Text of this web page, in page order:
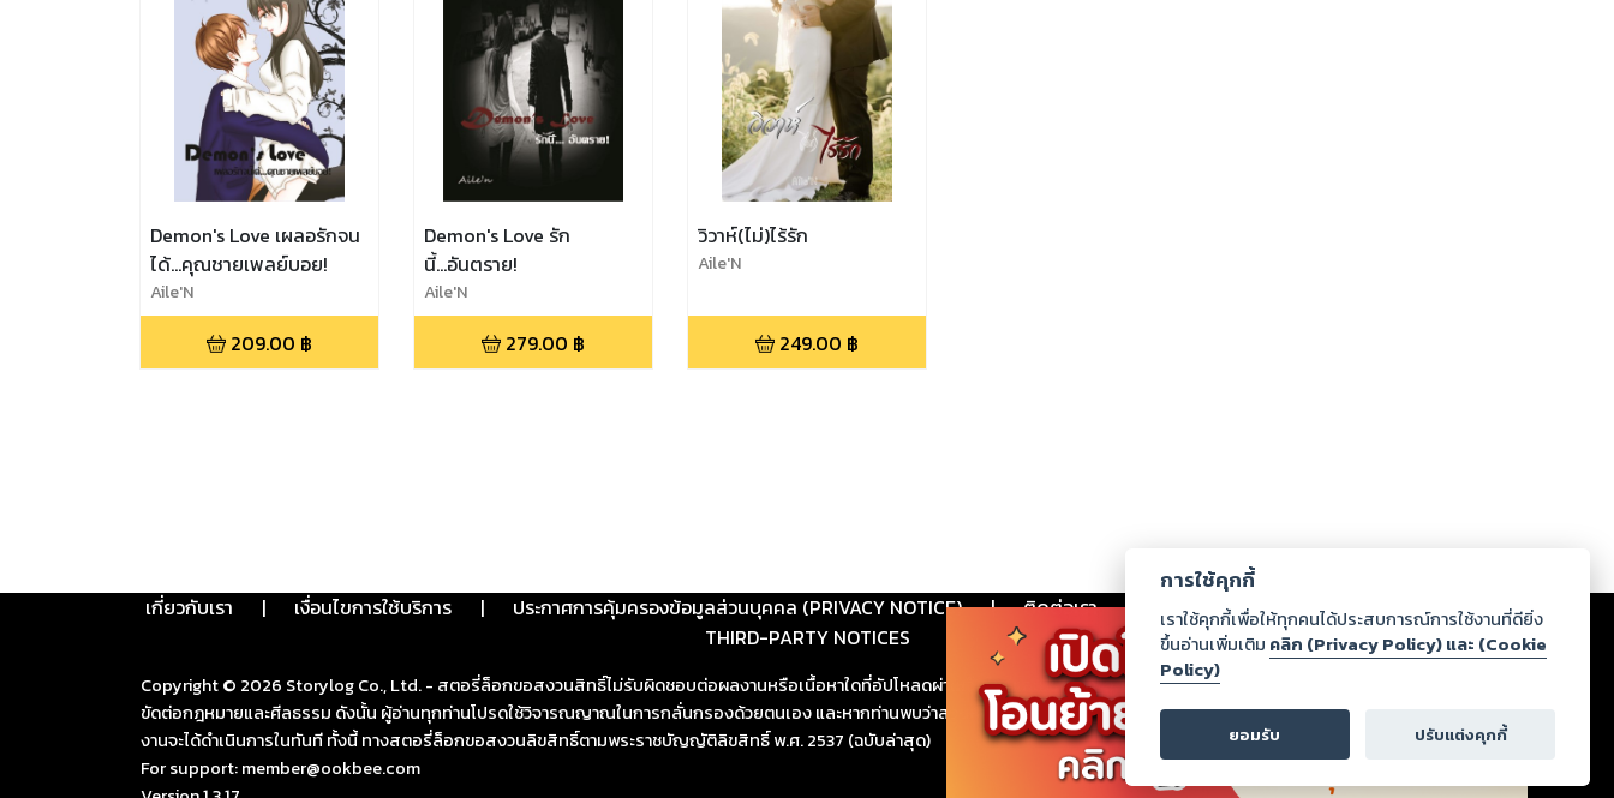
Demon's Love เผลอรักจน
ได้...คุณชายเพลย์บอย!
Aile'N
209.00 ฿
Demon's Love รัก
นี้...อันตราย!
Aile'N
279.00 ฿
วิวาห์(ไม่)ไร้รัก
Aile'N
249.00 ฿
เกี่ยวกับเรา | เงื่อนไขการใช้บริการ | ประกาศการคุ้มครองข้อมูลส่วนบุคคล (PRIVACY NOTICE) | ติดต่อเรา ร่วมงานกับเรา ดาวน์โหลด
THIRD-PARTY NOTICES
Copyright © 2026 Storylog Co., Ltd. - สตอรี่ล็อกขอสงวนสิทธิ์ไม่รับผิดชอบต่อผลงานหรือเนื้อหาใดที่อัปโหลดผ่านเว็บไซต์และปรากฏว่าละเมิดสิทธิในทรัพย์สินทางปัญญาของบุคคลอื่นหรือ
ขัดต่อกฎหมายและศีลธรรม ดังนั้น ผู้อ่านทุกท่านโปรดใช้วิจารณญาณในการกลั่นกรองด้วยตนเอง และหากท่านพบว่าส่วนหนึ่งส่วนใดขัดต่อกฎหมายและศีลธรรม กรุณาแจ้งมายังบริษัท เพื่อทีม
งานจะได้ดำเนินการในทันที ทั้งนี้ ทางสตอรี่ล็อกขอสงวนลิขสิทธิ์ตามพระราชบัญญัติลิขสิทธิ์ พ.ศ. 2537 (ฉบับล่าสุด)
For support: member@ookbee.com
การใช้คุกกี้
เราใช้คุกกี้เพื่อให้ทุกคนได้ประสบการณ์การใช้งานที่ดียิ่ง
ขึ้นอ่านเพิ่มเติม คลิก (Privacy Policy) และ (Cookie
Policy)
ยอมรับ ปรับแต่งคุกกี้